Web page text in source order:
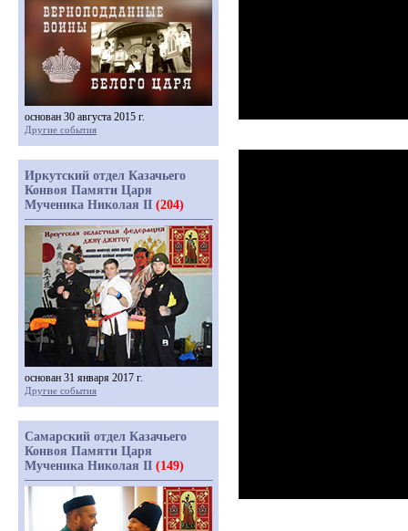
основан 30 августа 2015 г.
Другие события
Иркутский отдел Казачьего
Конвоя Памяти Царя
Мученика Николая II (204)
основан 31 января 2017 г.
Другие события
Самарский отдел Казачьего
Конвоя Памяти Царя
Мученика Николая II (149)